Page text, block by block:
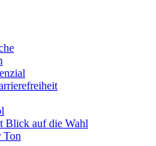
Blick auf die Wahl
Ton